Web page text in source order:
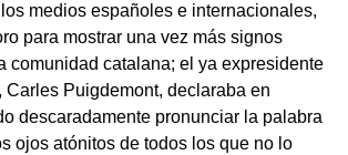
medios españoles e internacionales,
para mostrar una vez más signos
comunidad catalana; el ya expresidente
Carles Puigdemont, declaraba en
descaradamente pronunciar la palabra
ojos atónitos de todos los que no lo